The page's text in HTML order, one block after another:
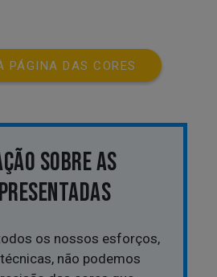
PÁGINA DAS CORES
SOBRE AS
os nossos esforços,
não podemos